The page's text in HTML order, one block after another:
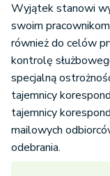
Wyjątek stanowi
swoim
również do celów
kontrolę
specjalną
tajemnicy
tajemnicy
mailowych
odebrania.